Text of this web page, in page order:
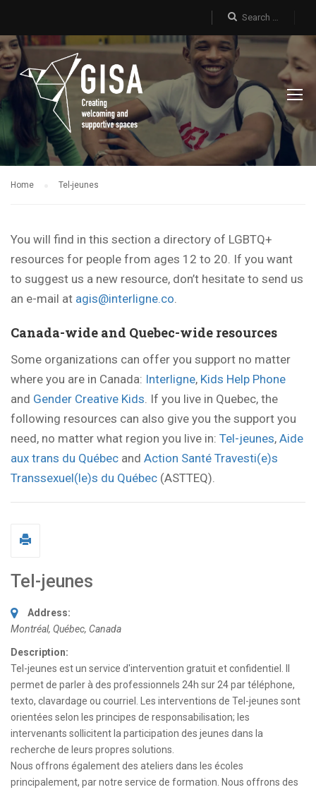
Home Tel-jeunes
You will find in this section a directory of LGBTQ+
resources for people from ages 12 to 20. If you want
to suggest us a new resource, don’t hesitate to send us
an e-mail at agis@interligne.co.
Canada-wide and Quebec-wide resources
Some organizations can offer you support no matter
where you are in Canada: Interligne, Kids Help Phone
and Gender Creative Kids. If you live in Quebec, the
following resources can also give you the support you
need, no matter what region you live in: Tel-jeunes, Aide
aux trans du Québec and Action Santé Travesti(e)s
Transsexuel(le)s du Québec (ASTTEQ).
Tel-jeunes
Address:
Montréal, Québec, Canada
Description:
Tel-jeunes est un service d'intervention gratuit et confidentiel. Il
permet de parler à des professionnels 24h sur 24 par téléphone,
texto, clavardage ou courriel. Les interventions de Tel-jeunes sont
orientées selon les principes de responsabilisation; les
intervenants sollicitent la participation des jeunes dans la
recherche de leurs propres solutions.
Nous offrons également des ateliers dans les écoles
principalement, par notre service de formation. Nous offrons des